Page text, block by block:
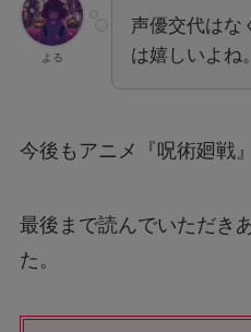
よる
声優交代はな
は嬉しいよね。
今後もアニメ『呪術廻戦
最後まで読んでいただき
た。